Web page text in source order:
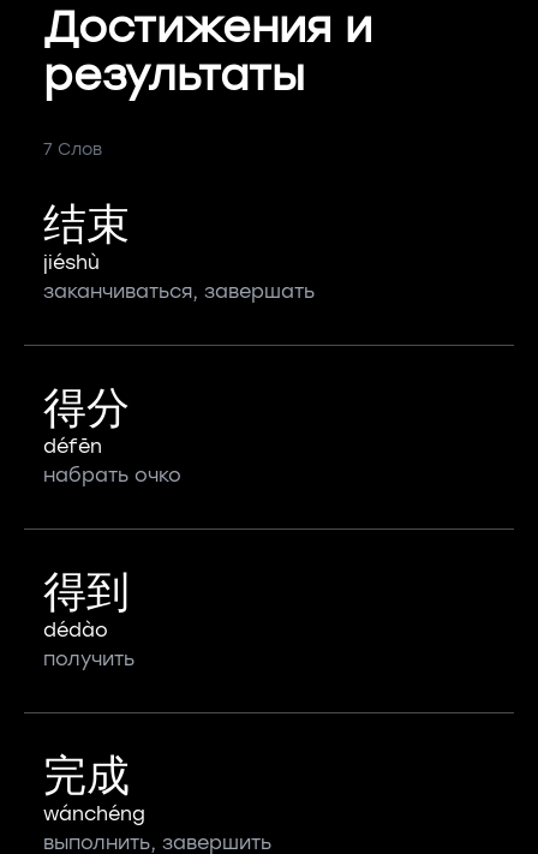
Достижения и
результаты
7 Слов
结束
jiéshù
заканчиваться, завершать
得分
défēn
набрать очко
得到
dédào
получить
完成
wánchéng
выполнить, завершить